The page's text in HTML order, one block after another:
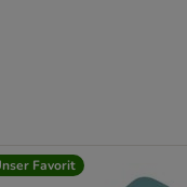
Favorit